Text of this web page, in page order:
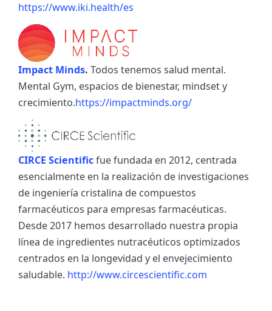
https://www.iki.health/es
Impact Minds. Todos tenemos salud mental.
Mental Gym, espacios de bienestar, mindset y
crecimiento.https://impactminds.org/
CIRCE Scientificfue fundada en 2012, centrada
esencialmente en la realización de investigaciones
de ingeniería cristalina de compuestos
farmacéuticos para empresas farmacéuticas.
Desde 2017 hemos desarrollado nuestra propia
línea de ingredientes nutracéuticos optimizados
centrados en la longevidad y el envejecimiento
saludable. http://www.circescientific.com